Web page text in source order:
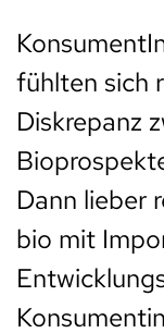
fühlten sich
Diskrepanz
Dann lieber
bio mit